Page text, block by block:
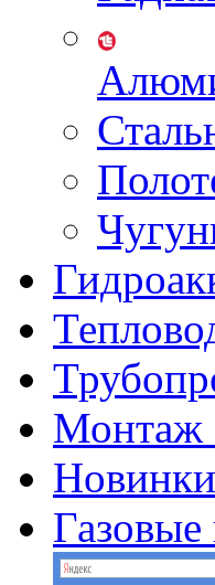
Монтаж
Газовые